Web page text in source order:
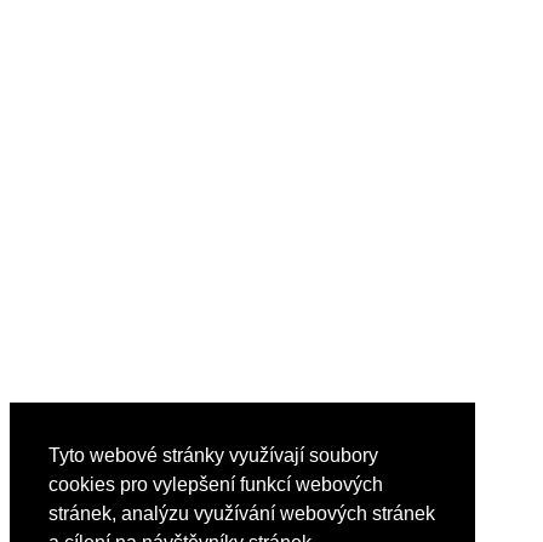
Tyto webové stránky využívají soubory
cookies pro vylepšení funkcí webových
stránek, analýzu využívání webových stránek